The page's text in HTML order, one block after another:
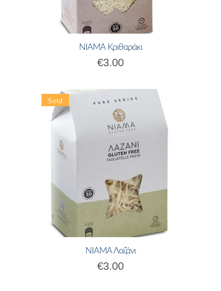
ΝΙΑΜΑ Κριθαράκι
€3.00
ΝΙΑΜΑ Λαζάνι
€3.00